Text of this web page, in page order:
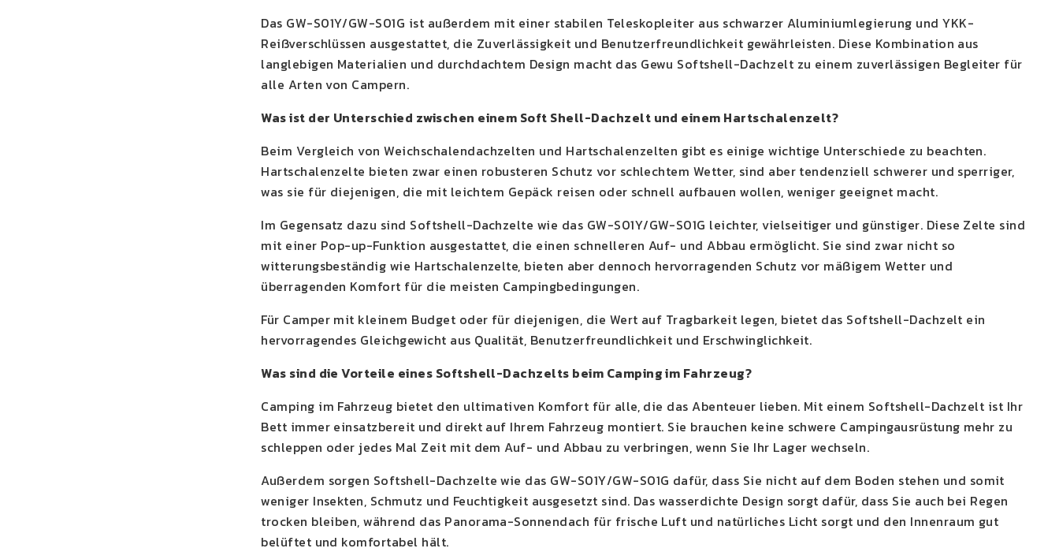
Das GW-S01Y/GW-S01G ist außerdem mit einer stabilen Teleskopleiter aus schwarzer Aluminiumlegierung und YKK-
Reißverschlüssen ausgestattet, die Zuverlässigkeit und Benutzerfreundlichkeit gewährleisten. Diese Kombination aus
langlebigen Materialien und durchdachtem Design macht das Gewu Softshell-Dachzelt zu einem zuverlässigen Begleiter für
alle Arten von Campern.
Was ist der Unterschied zwischen einem Soft Shell-Dachzelt und einem Hartschalenzelt?
Beim Vergleich von Weichschalendachzelten und Hartschalenzelten gibt es einige wichtige Unterschiede zu beachten.
Hartschalenzelte bieten zwar einen robusteren Schutz vor schlechtem Wetter, sind aber tendenziell schwerer und sperriger,
was sie für diejenigen, die mit leichtem Gepäck reisen oder schnell aufbauen wollen, weniger geeignet macht.
Im Gegensatz dazu sind Softshell-Dachzelte wie das GW-S01Y/GW-S01G leichter, vielseitiger und günstiger. Diese Zelte sind
mit einer Pop-up-Funktion ausgestattet, die einen schnelleren Auf- und Abbau ermöglicht. Sie sind zwar nicht so
witterungsbeständig wie Hartschalenzelte, bieten aber dennoch hervorragenden Schutz vor mäßigem Wetter und
überragenden Komfort für die meisten Campingbedingungen.
Für Camper mit kleinem Budget oder für diejenigen, die Wert auf Tragbarkeit legen, bietet das Softshell-Dachzelt ein
hervorragendes Gleichgewicht aus Qualität, Benutzerfreundlichkeit und Erschwinglichkeit.
Was sind die Vorteile eines Softshell-Dachzelts beim Camping im Fahrzeug?
Camping im Fahrzeug bietet den ultimativen Komfort für alle, die das Abenteuer lieben. Mit einem Softshell-Dachzelt ist Ihr
Bett immer einsatzbereit und direkt auf Ihrem Fahrzeug montiert. Sie brauchen keine schwere Campingausrüstung mehr zu
schleppen oder jedes Mal Zeit mit dem Auf- und Abbau zu verbringen, wenn Sie Ihr Lager wechseln.
Außerdem sorgen Softshell-Dachzelte wie das GW-S01Y/GW-S01G dafür, dass Sie nicht auf dem Boden stehen und somit
weniger Insekten, Schmutz und Feuchtigkeit ausgesetzt sind. Das wasserdichte Design sorgt dafür, dass Sie auch bei Regen
trocken bleiben, während das Panorama-Sonnendach für frische Luft und natürliches Licht sorgt und den Innenraum gut
belüftet und komfortabel hält.